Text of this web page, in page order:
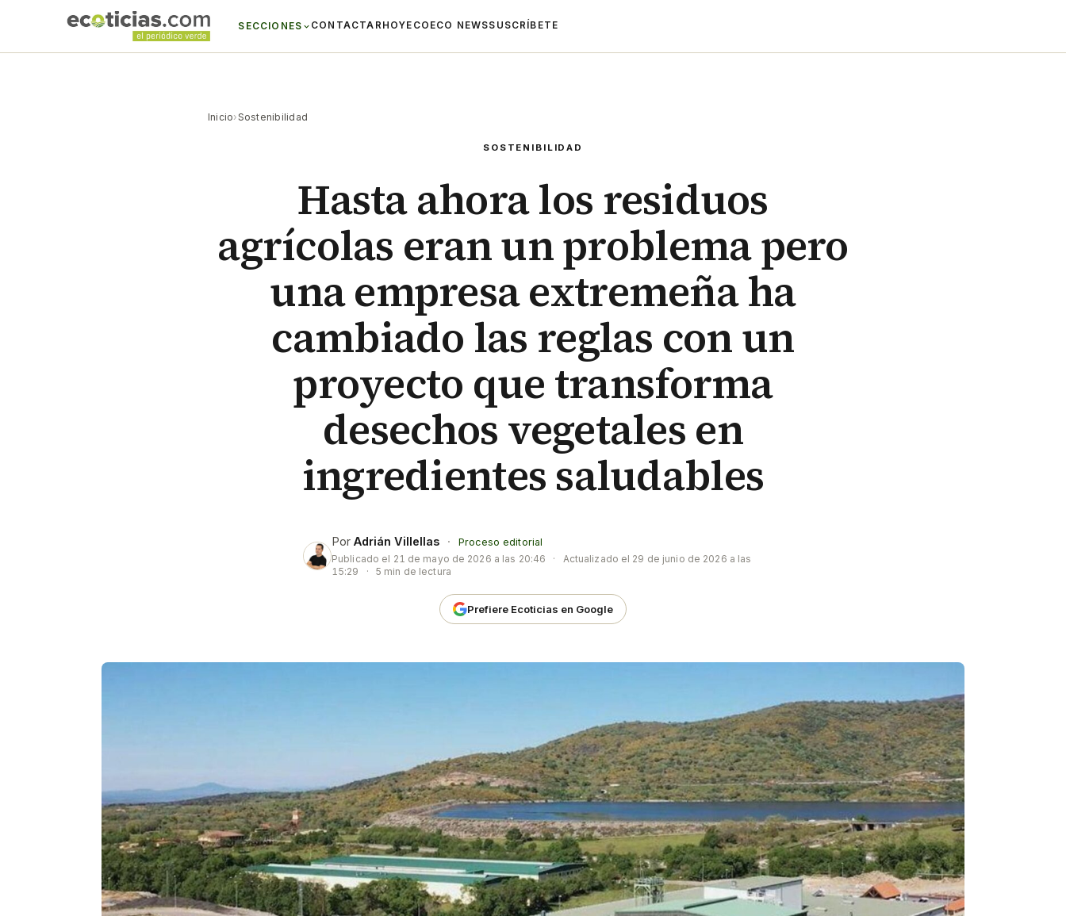
SECCIONES CONTACTAR HOYECO ECO NEWSSUSCRÍBETE
Inicio›Sostenibilidad
SOSTENIBILIDAD
Hasta ahora los residuos
agrícolas eran un problema pero
una empresa extremeña ha
cambiado las reglas con un
proyecto que transforma
desechos vegetales en
ingredientes saludables
Por Adrián Villellas ·
Proceso editorial
Publicado el 21 de mayo de 2026 a las 20:46 · Actualizado el 29 de junio de 2026 a las
15:29
· 5 min de lectura
Prefiere Ecoticias en Google